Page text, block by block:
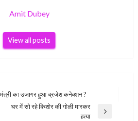
Amit Dubey
View all posts
का उजागर हुआ ब्रजेश कनेक्शन ?
घर में सो रहे किशोर की गोली मारकर
हत्या